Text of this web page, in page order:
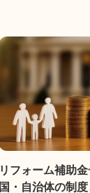
リフォーム補助金
国・自治体の制